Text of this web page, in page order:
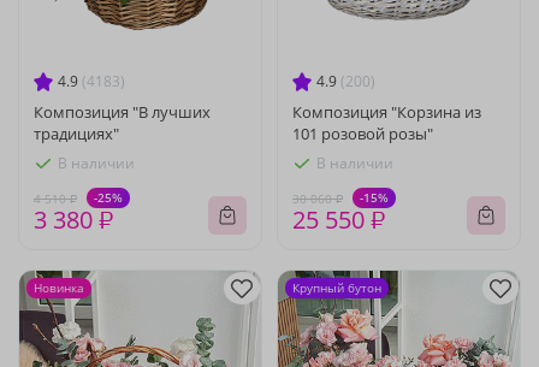
4.9 (4183)
Композиция "В лучших
традициях"
В наличии
4 510 ₽ -25%
3 380 ₽
4.9 (200)
Композиция "Корзина из
101 розовой розы"
В наличии
30 060 ₽ -15%
25 550 ₽
Новинка Крупный бутон